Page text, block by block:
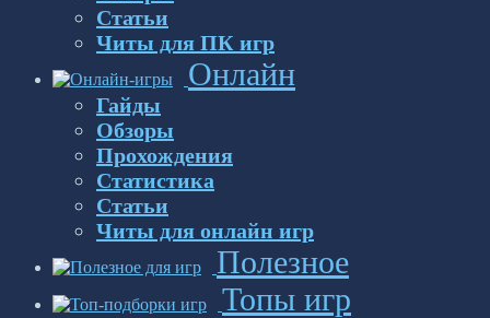
Статьи
Читы для ПК игр
Онлайн
Гайды
Обзоры
Прохождения
Статистика
Статьи
Читы для онлайн игр
Полезное
Топы игр